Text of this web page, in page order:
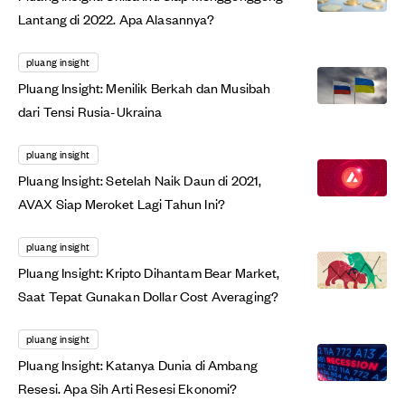
Lantang di 2022. Apa Alasannya?
pluang insight
Pluang Insight: Menilik Berkah dan Musibah
dari Tensi Rusia-Ukraina
pluang insight
Pluang Insight: Setelah Naik Daun di 2021,
AVAX Siap Meroket Lagi Tahun Ini?
pluang insight
Pluang Insight: Kripto Dihantam Bear Market,
Saat Tepat Gunakan Dollar Cost Averaging?
pluang insight
Pluang Insight: Katanya Dunia di Ambang
Resesi. Apa Sih Arti Resesi Ekonomi?